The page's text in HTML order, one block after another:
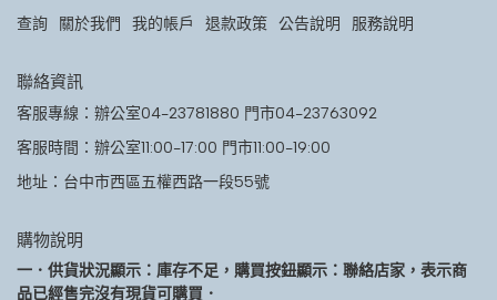
查詢 關於我們 我的帳戶 退款政策 公告說明 服務說明
聯絡資訊
客服專線：辦公室04-23781880 門市04-23763092
客服時間：辦公室11:00-17:00 門市11:00-19:00
地址：台中市西區五權西路一段55號
購物說明
一．供貨狀況顯示：庫存不足，購買按鈕顯示：聯絡店家，表示商
品已經售完沒有現貨可購買．